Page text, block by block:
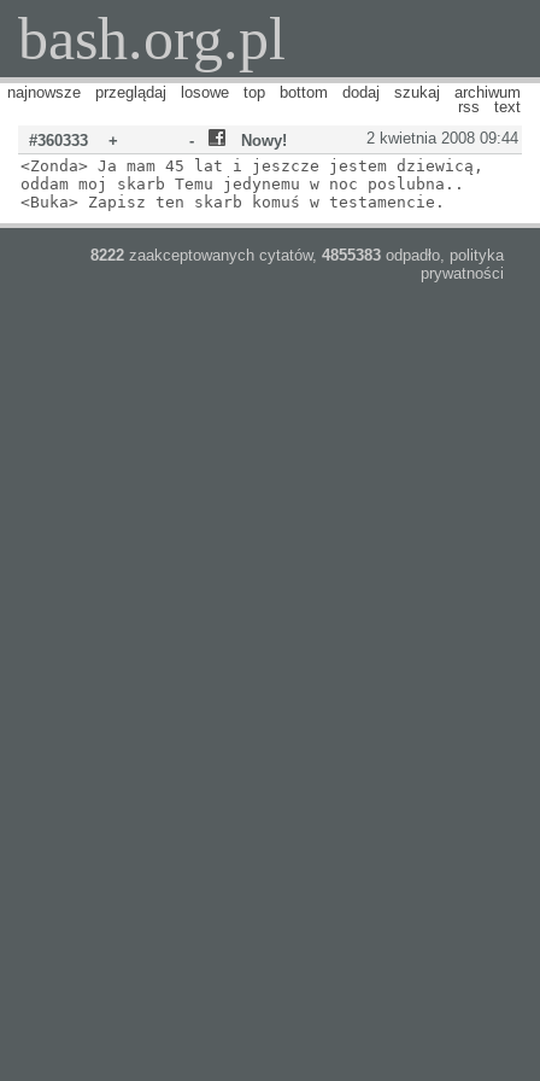
bash.org.pl
najnowsze przeglądaj losowe top bottom dodaj szukaj
archiwum
rss
text
2 kwietnia 2008 09:44
#360333 + -
Nowy!
<Zonda> Ja mam 45 lat i jeszcze jestem dziewicą,
oddam moj skarb Temu jedynemu w noc poslubna..
<Buka> Zapisz ten skarb komuś w testamencie.
8222 zaakceptowanych cytatów, 4855383 odpadło, polityka
prywatności